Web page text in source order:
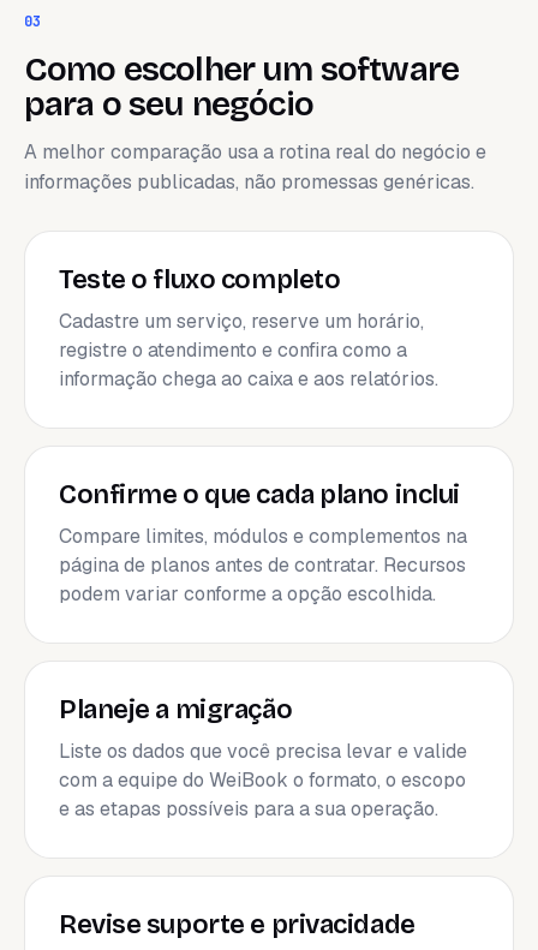
03
Como escolher um software
para o seu negócio
A melhor comparação usa a rotina real do negócio e
informações publicadas, não promessas genéricas.
Teste o fluxo completo
Cadastre um serviço, reserve um horário,
registre o atendimento e confira como a
informação chega ao caixa e aos relatórios.
Confirme o que cada plano inclui
Compare limites, módulos e complementos na
página de planos antes de contratar. Recursos
podem variar conforme a opção escolhida.
Planeje a migração
Liste os dados que você precisa levar e valide
com a equipe do WeiBook o formato, o escopo
e as etapas possíveis para a sua operação.
Revise suporte e privacidade